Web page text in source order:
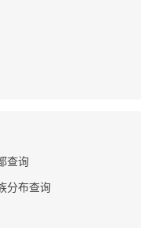
查询
分布查询